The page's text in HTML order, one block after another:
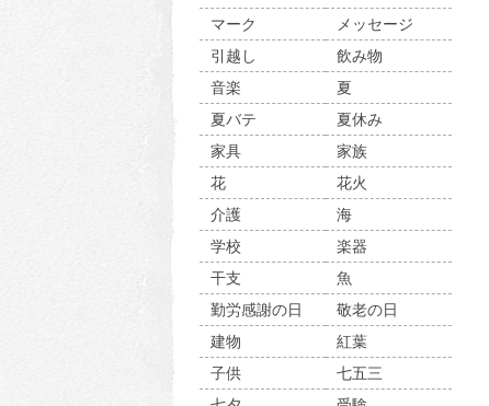
マーク
メッセージ
引越し
飲み物
音楽
夏
夏バテ
夏休み
家具
家族
花
花火
介護
海
学校
楽器
干支
魚
勤労感謝の日
敬老の日
建物
紅葉
子供
七五三